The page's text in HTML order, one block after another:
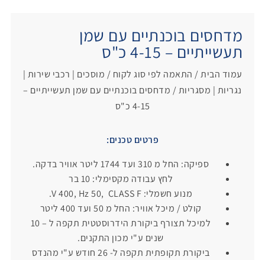
מדחסים בוכנתיים עם שמן
תעשייתיים – 4-15 כ"ס
עמוד הבית/ התאמה לפי סוג לקוח / מוסכים | רכבי שירות |
נגריות | מסגריות/ מדחסים בוכנתיים עם שמן תעשייתיים –
4-15 כ"ס
פרטים טכנים:
ספיקה: החל מ 310 ועד 1744 ליטר אוויר בדקה.
לחץ עבודה מקסימלי: 10 בר
מנוע חשמלי: V 400, Hz 50, CLASS F.
קולט / מיכל אוויר: החל מ 50 ועד 400 ליטר
למיכל תצורף ביקורת הידרוסטטית תקפה ל – 10
שנים ע"י מכון התקנים.
ביקורת תקופתית תקפה ל- 26 חודש ע"י מהנדס